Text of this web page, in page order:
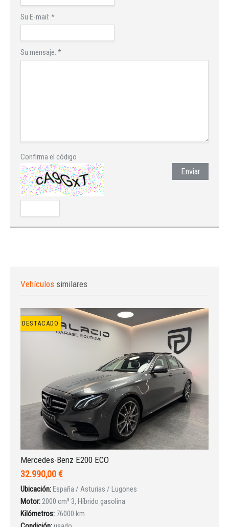
Su E-mail: *
Su mensaje: *
Confirma el código
Enviar
Vehículos similares
DESTACADO
Mercedes-Benz E200 ECO
32.990,00 €
Ubicación:España / Asturias / Lugones
Motor:2000 cm³ 3, Híbrido gasolina
Kilómetros: 76000 km